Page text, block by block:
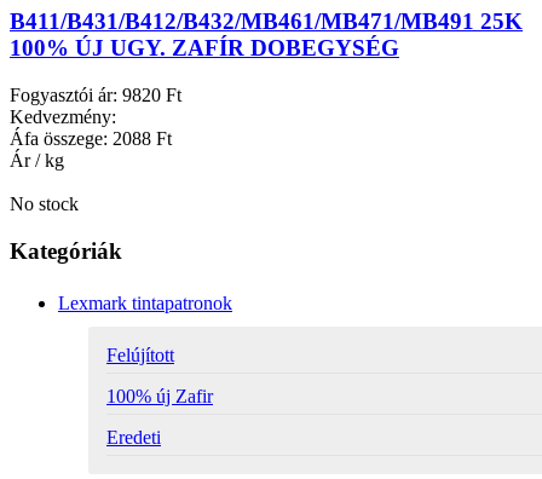
B411/B431/B412/B432/MB461/MB471/MB491 25K
100% ÚJ UGY. ZAFÍR DOBEGYSÉG
Fogyasztói ár: 9820 Ft
Kedvezmény:
Áfa összege: 2088 Ft
Ár / kg
No stock
Kategóriák
Lexmark tintapatronok
Felújított
100% új Zafir
Eredeti